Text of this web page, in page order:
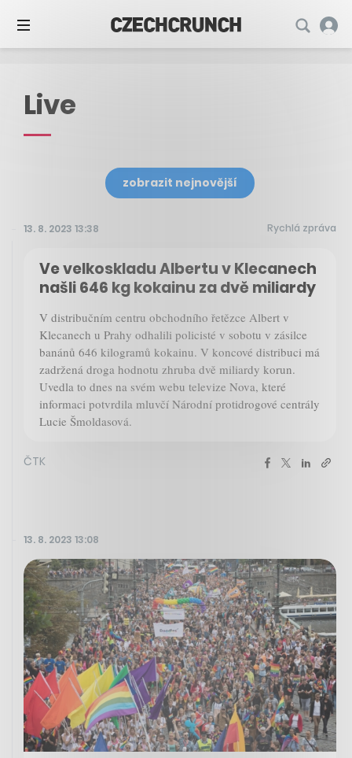
Live
zobrazit nejnovější
13. 8. 2023 13:38 Rychlá zpráva
Ve velkoskladu Albertu v Klecanech
našli 646 kg kokainu za dvě miliardy
V distribučním centru obchodního řetězce Albert v
Klecanech u Prahy odhalili policisté v sobotu v zásilce
banánů 646 kilogramů kokainu. V koncové distribuci má
zadržená droga hodnotu zhruba dvě miliardy korun.
Uvedla to dnes na svém webu televize Nova, které
informaci potvrdila mluvčí Národní protidrogové centrály
Lucie Šmoldasová.
ČTK
13. 8. 2023 13:08